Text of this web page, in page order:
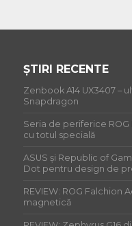
ȘTIRI RECENTE
Zenbook A14 UX3407 –
Snapdragon
Seria de periferice
cu totul specială
ASUS și Republic of
Dot pentru design de
REVIEW: ROG Falchion
magnetică